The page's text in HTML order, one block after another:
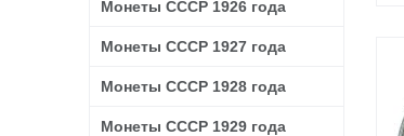
Монеты СССР 1926 года
Монеты СССР 1927 года
Монеты СССР 1928 года
Монеты СССР 1929 года